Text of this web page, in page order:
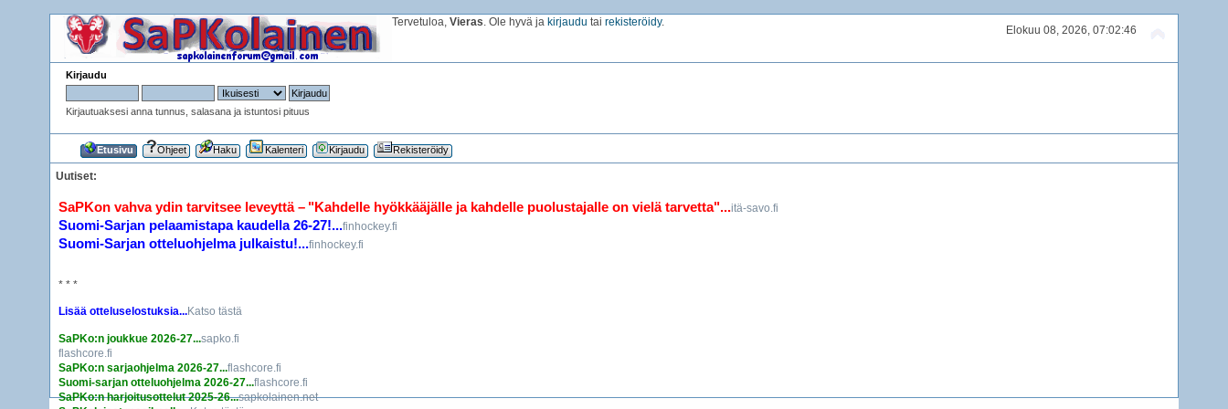
Elokuu 08, 2026, 07:02:46
Tervetuloa, Vieras. Ole hyvä ja kirjaudu tai rekisteröidy.
Kirjaudu
Kirjautuaksesi anna tunnus, salasana ja istuntosi pituus
Etusivu Ohjeet Haku Kalenteri Kirjaudu Rekisteröidy
Uutiset:
SaPKon vahva ydin tarvitsee leveyttä – "Kahdelle hyökkääjälle ja kahdelle puolustajalle on vielä tarvetta"...itä-savo.fi
Suomi-Sarjan pelaamistapa kaudella 26-27!...finhockey.fi
Suomi-Sarjan otteluohjelma julkaistu!...finhockey.fi
* * *
Lisää otteluselostuksia...Katso tästä
SaPKo:n joukkue 2026-27...sapko.fi
flashcore.fi
SaPKo:n sarjaohjelma 2026-27...flashcore.fi
Suomi-sarjan otteluohjelma 2026-27...flashcore.fi
SaPKo:n harjoitusottelut 2025-26...sapkolainen.net